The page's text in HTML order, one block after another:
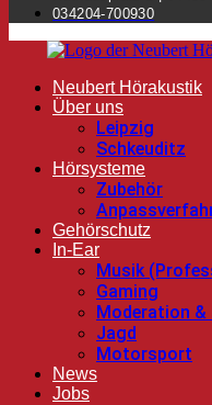
034204-700930
Neubert Hörakustik
Über uns
Leipzig
Schkeuditz
Hörsysteme
Zubehör
Gehörschutz
In-Ear
Musik
Gaming
Moderation &
Jagd
Motorsport
News
Jobs